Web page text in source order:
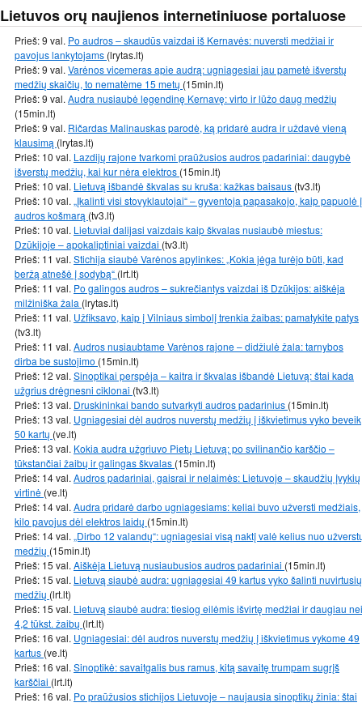
Lietuvos orų naujienos internetiniuose portaluose
Prieš: 9 val. Po audros – skaudūs vaizdai iš Kernavės: nuversti medžiai ir
pavojus lankytojams (lrytas.lt)
Prieš: 9 val. Varėnos vicemeras apie audrą: ugniagesiai jau pametė išverstų
medžių skaičių, to nematėme 15 metų (15min.lt)
Prieš: 9 val. Audra nusiaubė legendinę Kernavę: virto ir lūžo daug medžių
(15min.lt)
Prieš: 9 val. Ričardas Malinauskas parodė, ką pridarė audra ir uždavė vieną
klausimą (lrytas.lt)
Prieš: 10 val. Lazdijų rajone tvarkomi praūžusios audros padariniai: daugybė
išverstų medžių, kai kur nėra elektros (15min.lt)
Prieš: 10 val. Lietuvą išbandė škvalas su kruša: kažkas baisaus (tv3.lt)
Prieš: 10 val. „Įkalinti visi stovyklautojai“ – gyventoja papasakojo, kaip papuolė į
audros košmarą (tv3.lt)
Prieš: 10 val. Lietuviai dalijasi vaizdais kaip škvalas nusiaubė miestus:
Dzūkijoje – apokaliptiniai vaizdai (tv3.lt)
Prieš: 11 val. Stichija siaubė Varėnos apylinkes: „Kokia jėga turėjo būti, kad
beržą atnešė į sodybą“ (lrt.lt)
Prieš: 11 val. Po galingos audros – sukrečiantys vaizdai iš Dzūkijos: aiškėja
milžiniška žala (lrytas.lt)
Prieš: 11 val. Užfiksavo, kaip į Vilniaus simbolį trenkia žaibas: pamatykite patys
(tv3.lt)
Prieš: 11 val. Audros nusiaubtame Varėnos rajone – didžiulė žala: tarnybos
dirba be sustojimo (15min.lt)
Prieš: 12 val. Sinoptikai perspėja – kaitra ir škvalas išbandė Lietuvą: štai kada
užgrius drėgnesni ciklonai (tv3.lt)
Prieš: 13 val. Druskininkai bando sutvarkyti audros padarinius (15min.lt)
Prieš: 13 val. Ugniagesiai dėl audros nuverstų medžių į iškvietimus vyko beveik
50 kartų (ve.lt)
Prieš: 13 val. Kokia audra užgriuvo Pietų Lietuvą: po svilinančio karščio –
tūkstančiai žaibų ir galingas škvalas (15min.lt)
Prieš: 14 val. Audros padariniai, gaisrai ir nelaimės: Lietuvoje – skaudžių įvykių
virtinė (ve.lt)
Prieš: 14 val. Audra pridarė darbo ugniagesiams: keliai buvo užversti medžiais,
kilo pavojus dėl elektros laidų (15min.lt)
Prieš: 14 val. „Dirbo 12 valandų“: ugniagesiai visą naktį valė kelius nuo
medžių (15min.lt)
Prieš: 15 val. Aiškėja Lietuvą nusiaubusios audros padariniai (15min.lt)
Prieš: 15 val. Lietuvą siaubė audra: ugniagesiai 49 kartus vyko šalinti nuvirtusių
medžių (lrt.lt)
Prieš: 15 val. Lietuvą siaubė audra: tiesiog eilėmis išvirtę medžiai ir daugiau nei
4,2 tūkst. žaibų (lrt.lt)
Prieš: 16 val. Ugniagesiai: dėl audros nuverstų medžių į iškvietimus vykome 49
kartus (ve.lt)
Prieš: 16 val. Sinoptikė: savaitgalis bus ramus, kitą savaitę trumpam sugrįš
karščiai (lrt.lt)
Prieš: 16 val. Po praūžusios stichijos Lietuvoje – naujausia sinoptikų žinia: štai